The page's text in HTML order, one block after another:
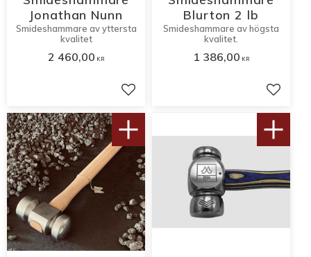
Jonathan Nunn
Smideshammare av yttersta
kvalitet
2 460,00 KR
Lägg till i favoriter
Blurton 2 lb
Smideshammare av högsta
kvalitet.
1 386,00 KR
Lägg